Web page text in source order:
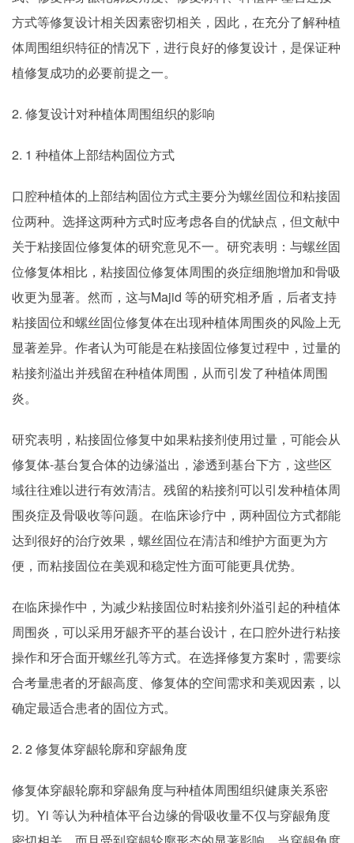
方式等修复设计相关因素密切相关，因此，在充分了解种植
体周围组织特征的情况下，进行良好的修复设计，是保证种
植修复成功的必要前提之一。
2. 修复设计对种植体周围组织的影响
2. 1 种植体上部结构固位方式
口腔种植体的上部结构固位方式主要分为螺丝固位和粘接固
位两种。选择这两种方式时应考虑各自的优缺点，但文献中
关于粘接固位修复体的研究意见不一。研究表明：与螺丝固
位修复体相比，粘接固位修复体周围的炎症细胞增加和骨吸
收更为显著。然而，这与Majid 等的研究相矛盾，后者支持
粘接固位和螺丝固位修复体在出现种植体周围炎的风险上无
显著差异。作者认为可能是在粘接固位修复过程中，过量的
粘接剂溢出并残留在种植体周围，从而引发了种植体周围
炎。
研究表明，粘接固位修复中如果粘接剂使用过量，可能会从
修复体-基台复合体的边缘溢出，渗透到基台下方，这些区
域往往难以进行有效清洁。残留的粘接剂可以引发种植体周
围炎症及骨吸收等问题。在临床诊疗中，两种固位方式都能
达到很好的治疗效果，螺丝固位在清洁和维护方面更为方
便，而粘接固位在美观和稳定性方面可能更具优势。
在临床操作中，为减少粘接固位时粘接剂外溢引起的种植体
周围炎，可以采用牙龈齐平的基台设计，在口腔外进行粘接
操作和牙合面开螺丝孔等方式。在选择修复方案时，需要综
合考量患者的牙龈高度、修复体的空间需求和美观因素，以
确定最适合患者的固位方式。
2. 2 修复体穿龈轮廓和穿龈角度
修复体穿龈轮廓和穿龈角度与种植体周围组织健康关系密
切。Yi 等认为种植体平台边缘的骨吸收量不仅与穿龈角度